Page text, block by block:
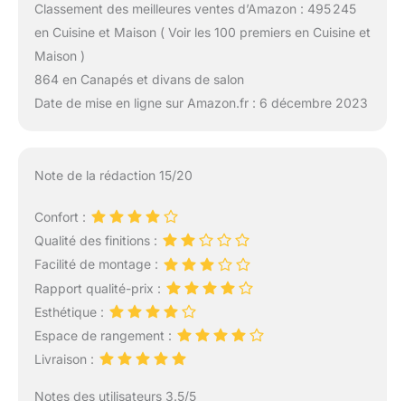
Classement des meilleures ventes d’Amazon : 495 245
en Cuisine et Maison ( Voir les 100 premiers en Cuisine et
Maison )
864 en Canapés et divans de salon
Date de mise en ligne sur Amazon.fr : 6 décembre 2023
Note de la rédaction 15/20
Confort :
Qualité des finitions :
Facilité de montage :
Rapport qualité-prix :
Esthétique :
Espace de rangement :
Livraison :
Notes des utilisateurs 3.5/5